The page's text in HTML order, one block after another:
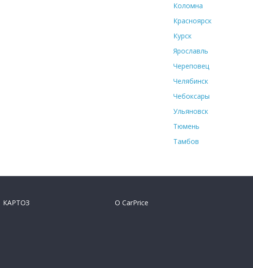
Коломна
Красноярск
Курск
Ярославль
Череповец
Челябинск
Чебоксары
Ульяновск
Тюмень
Тамбов
КАРТОЗ О CarPrice